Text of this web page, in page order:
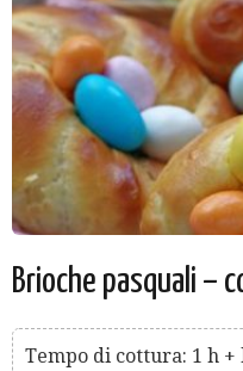
Brioche pasquali –
Tempo di cottura: 1 h